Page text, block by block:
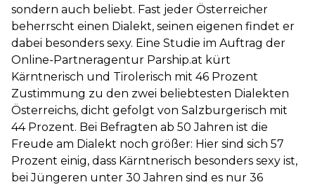
sondern auch beliebt. Fast jeder Österreicher
beherrscht einen Dialekt, seinen eigenen findet er
dabei besonders sexy. Eine Studie im Auftrag der
Online-Partneragentur Parship.at kürt
Kärntnerisch und Tirolerisch mit 46 Prozent
Zustimmung zu den zwei beliebtesten Dialekten
Österreichs, dicht gefolgt von Salzburgerisch mit
44 Prozent. Bei Befragten ab 50 Jahren ist die
Freude am Dialekt noch größer: Hier sind sich 57
Prozent einig, dass Kärntnerisch besonders sexy ist,
bei Jüngeren unter 30 Jahren sind es nur 36